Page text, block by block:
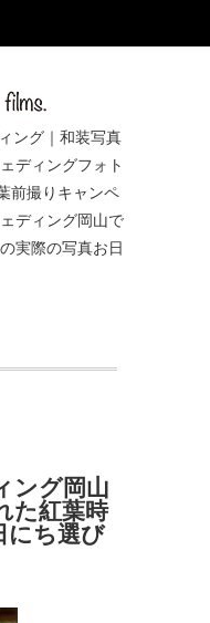
ング｜和装写真
ディングフォト
前撮りキャンペ
ディング岡山で
実際の写真お日
ング岡山
た紅葉時
にち選び